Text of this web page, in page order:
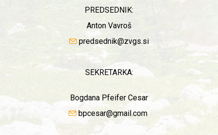
PREDSEDNIK:
Anton Vavroš
predsednik@zvgs.si
SEKRETARKA:
Bogdana Pfeifer Cesar
bpcesar@gmail.com